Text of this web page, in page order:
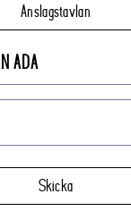
Anslagstavlan
ADA
Skicka